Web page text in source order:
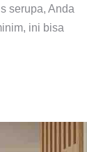
serupa, Anda
ini bisa